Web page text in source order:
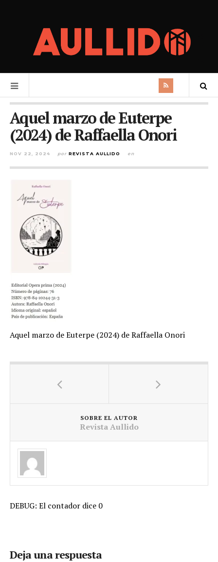
Aquel marzo de Euterpe
(2024) de Raffaella Onori
NOV 22, 2024 por REVISTA AULLIDO en
Aquel marzo de Euterpe (2024) de Raffaella Onori
SOBRE EL AUTOR
Revista Aullido
DEBUG: El contador dice 0
Deja una respuesta